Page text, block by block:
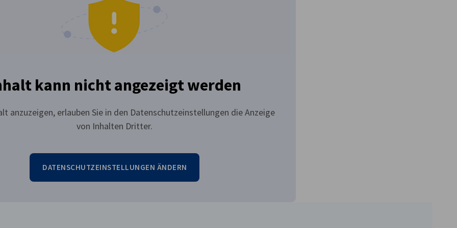
kann nicht angezeigt werden
anzuzeigen, erlauben Sie in den Datenschutzeinstellungen die Anzeige
von Inhalten Dritter.
DATENSCHUTZEINSTELLUNGEN ÄNDERN